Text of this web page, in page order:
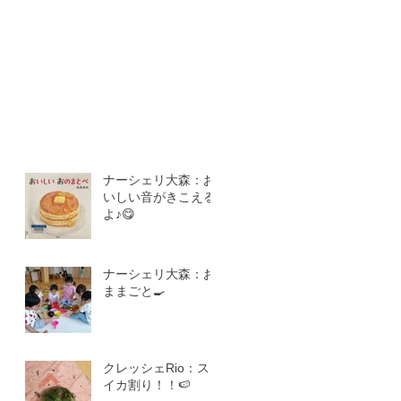
ナーシェリ大森：お
いしい音がきこえる
よ♪😋
ナーシェリ大森：お
ままごと🍳
クレッシェRio：ス
イカ割り！！🍉